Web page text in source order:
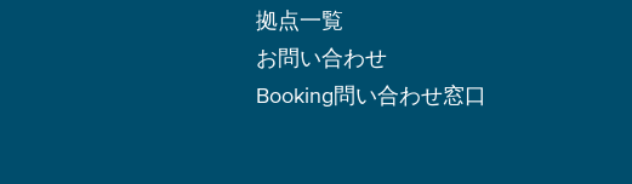
拠点一覧
お問い合わせ
Booking問い合わせ窓口